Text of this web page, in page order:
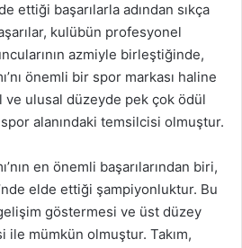
ettiği başarılarla adından sıkça
kulübün profesyonel
azmiyle birleştiğinde,
önemli bir spor markası haline
ve ulusal düzeyde pek çok ödül
spor alanındaki temsilcisi olmuştur.
en önemli başarılarından biri,
elde ettiği şampiyonluktur. Bu
göstermesi ve üst düzey
mümkün olmuştur. Takım,